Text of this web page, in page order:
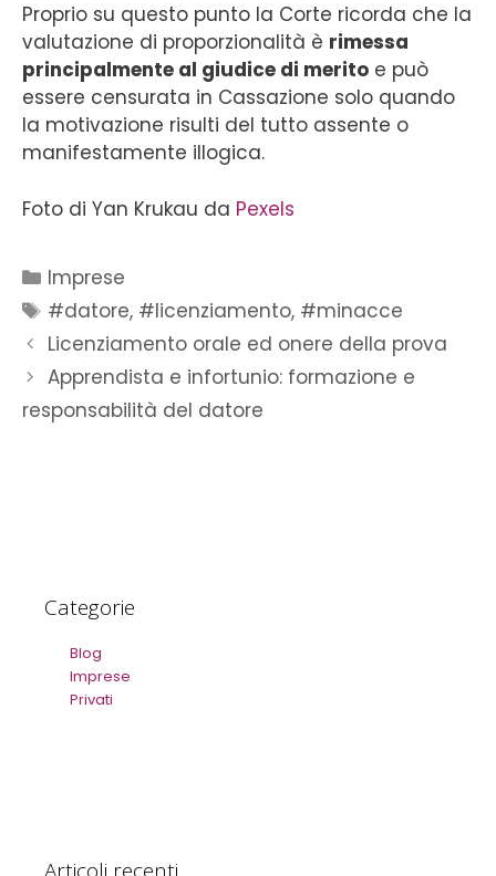
Proprio su questo punto la Corte ricorda che la
valutazione di proporzionalità è rimessa
principalmente al giudice di merito e può
essere censurata in Cassazione solo quando
la motivazione risulti del tutto assente o
manifestamente illogica.
Foto di Yan Krukau da Pexels
Imprese
#datore, #licenziamento, #minacce
Licenziamento orale ed onere della prova
Apprendista e infortunio: formazione e
responsabilità del datore
Categorie
Blog
Imprese
Privati
Articoli recenti